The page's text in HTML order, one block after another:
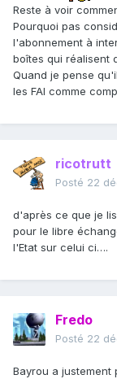
Reste à voir
Pourquoi pas
l'abonnement à
boîtes qui réalisent
Quand je pense
les FAI comme
ricotrutt
Posté 22
d'après ce que je
pour le libre
l'Etat sur celui ci….
Fredo
Posté 22
Bayrou a justement